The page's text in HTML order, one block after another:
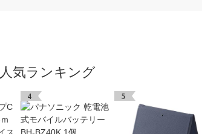
気ランキング
4 5